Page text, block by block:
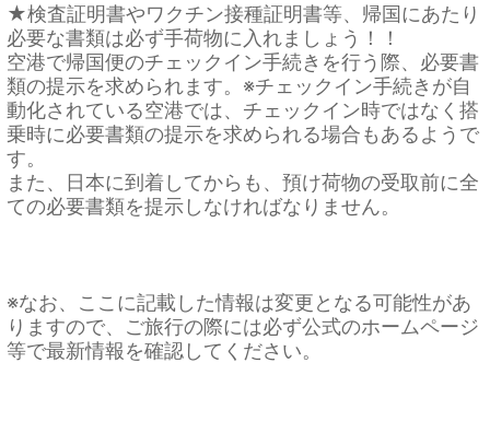
★検査証明書やワクチン接種証明書等、帰国にあたり
必要な書類は必ず手荷物に入れましょう！！
空港で帰国便のチェックイン手続きを行う際、必要書
類の提示を求められます。※チェックイン手続きが自
動化されている空港では、チェックイン時ではなく搭
乗時に必要書類の提示を求められる場合もあるようで
す。
また、日本に到着してからも、預け荷物の受取前に全
ての必要書類を提示しなければなりません。
※なお、ここに記載した情報は変更となる可能性があ
りますので、ご旅行の際には必ず公式のホームページ
等で最新情報を確認してください。